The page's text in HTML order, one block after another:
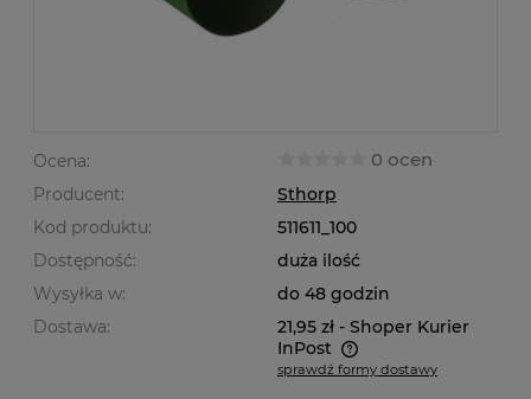
Ocena: 0 ocen
Producent:
Sthorp
Kod produktu:
511611_100
Dostępność:
duża ilość
Wysyłka w:
do 48 godzin
Dostawa:
21,95 zł - Shoper Kurier
InPost
Cena nie zawiera ewentualnych kosztów płatności
sprawdź formy dostawy